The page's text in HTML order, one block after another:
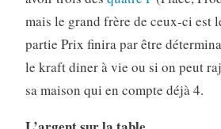
mais le grand frère de ceux-ci est
partie Prix finira par être
le kraft diner à vie ou si on peut
sa maison qui en compte déjà 4.